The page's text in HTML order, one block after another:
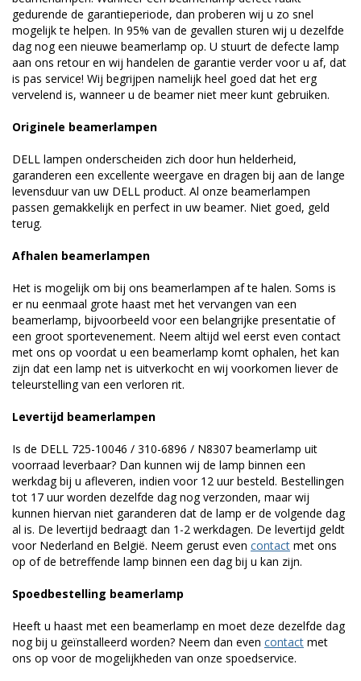
gedurende de garantieperiode, dan proberen wij u zo snel
mogelijk te helpen. In 95% van de gevallen sturen wij u dezelfde
dag nog een nieuwe beamerlamp op. U stuurt de defecte lamp
aan ons retour en wij handelen de garantie verder voor u af, dat
is pas service! Wij begrijpen namelijk heel goed dat het erg
vervelend is, wanneer u de beamer niet meer kunt gebruiken.
Originele beamerlampen
DELL lampen onderscheiden zich door hun helderheid,
garanderen een excellente weergave en dragen bij aan de lange
levensduur van uw DELL product. Al onze beamerlampen
passen gemakkelijk en perfect in uw beamer. Niet goed, geld
terug.
Afhalen beamerlampen
Het is mogelijk om bij ons beamerlampen af te halen. Soms is
er nu eenmaal grote haast met het vervangen van een
beamerlamp, bijvoorbeeld voor een belangrijke presentatie of
een groot sportevenement. Neem altijd wel eerst even contact
met ons op voordat u een beamerlamp komt ophalen, het kan
zijn dat een lamp net is uitverkocht en wij voorkomen liever de
teleurstelling van een verloren rit.
Levertijd beamerlampen
Is de DELL 725-10046 / 310-6896 / N8307 beamerlamp uit
voorraad leverbaar? Dan kunnen wij de lamp binnen een
werkdag bij u afleveren, indien voor 12 uur besteld. Bestellingen
tot 17 uur worden dezelfde dag nog verzonden, maar wij
kunnen hiervan niet garanderen dat de lamp er de volgende dag
al is. De levertijd bedraagt dan 1-2 werkdagen. De levertijd geldt
voor Nederland en België. Neem gerust even contact met ons
op of de betreffende lamp binnen een dag bij u kan zijn.
Spoedbestelling beamerlamp
Heeft u haast met een beamerlamp en moet deze dezelfde dag
nog bij u geïnstalleerd worden? Neem dan even contact met
ons op voor de mogelijkheden van onze spoedservice.